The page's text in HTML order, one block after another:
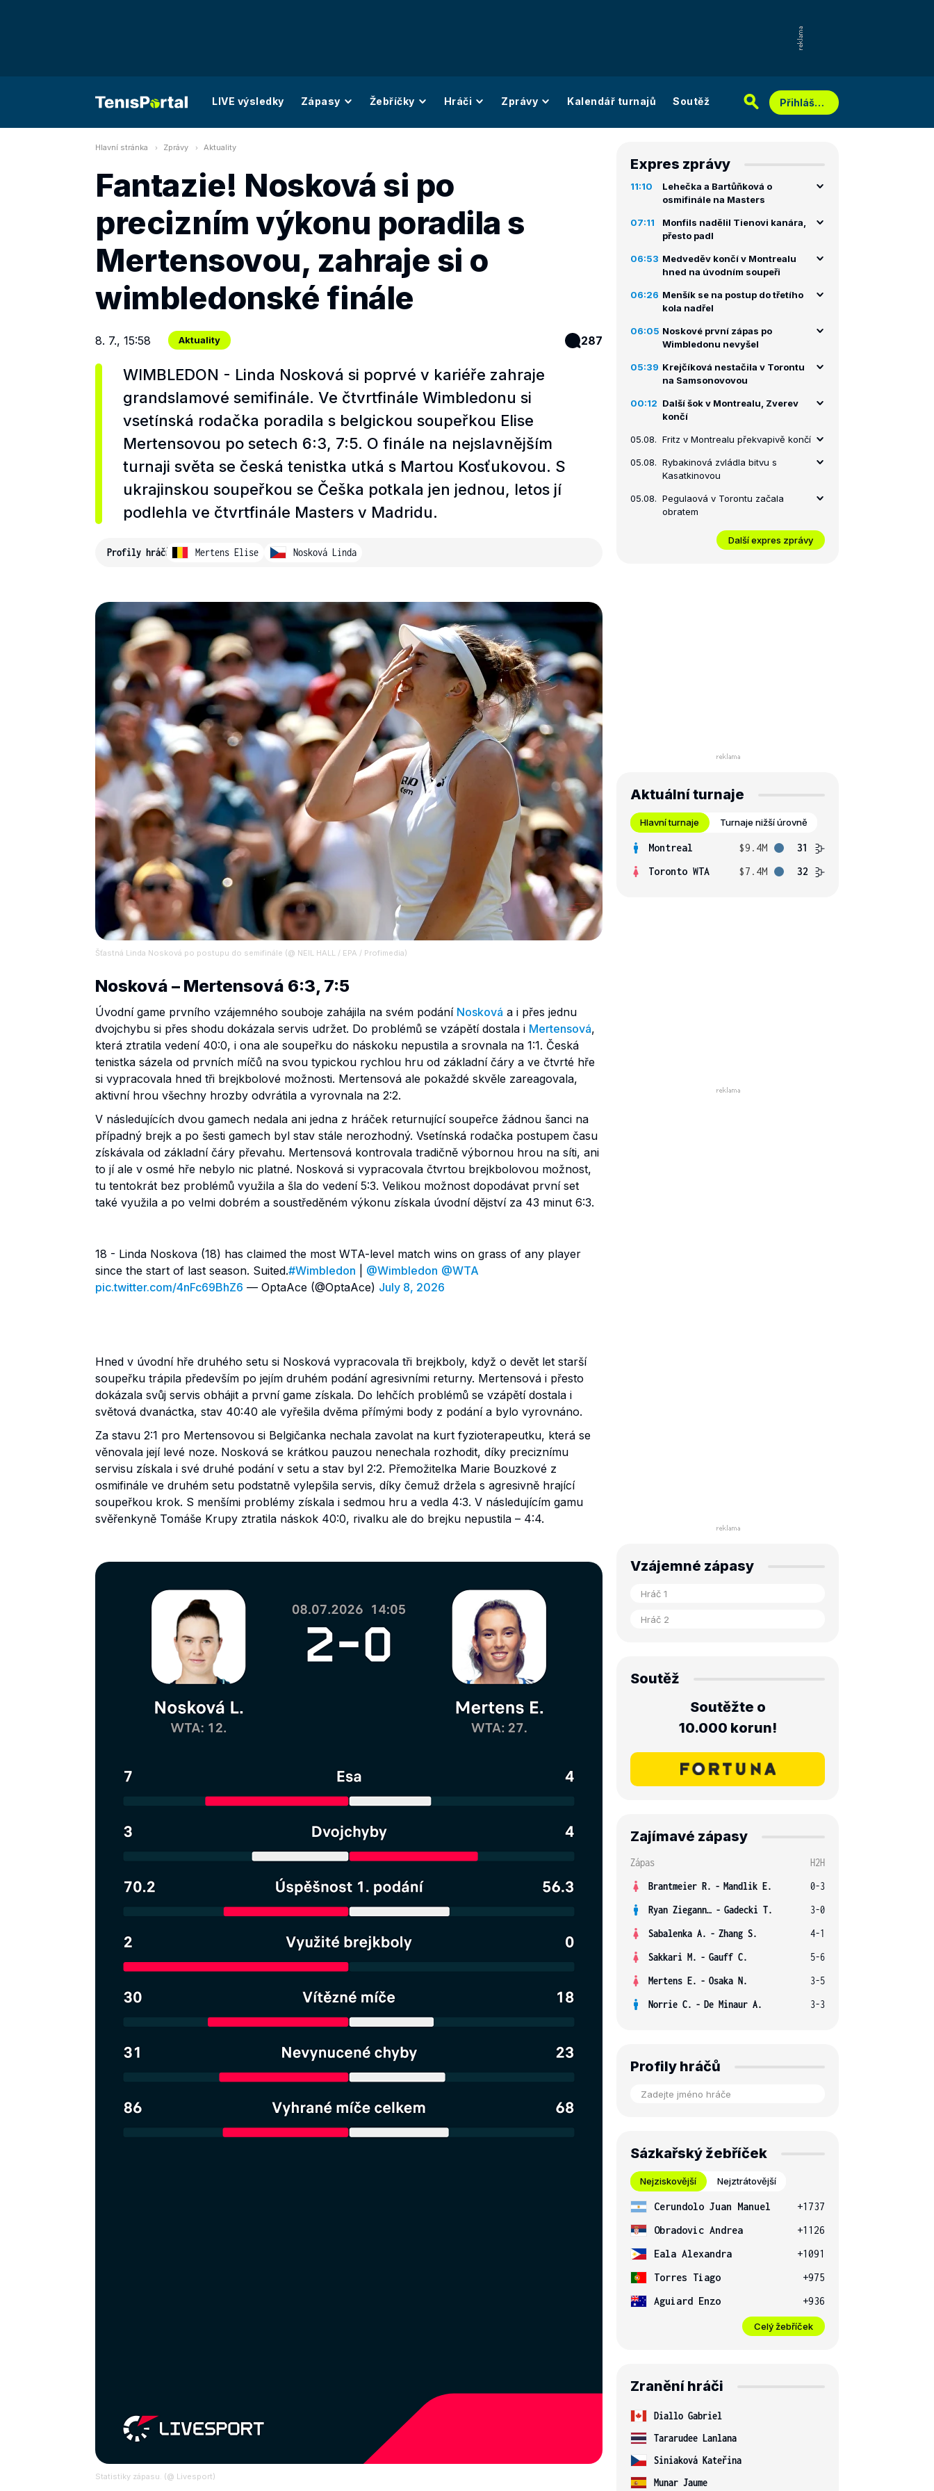
LIVE výsledky Zápasy Žebříčky Hráči Zprávy Kalendář turnajů Soutěž Přihlášení
Hlavní stránka Zprávy Aktuality
Fantazie! Nosková si po
precizním výkonu poradila s
Mertensovou, zahraje si o
wimbledonské finále
8. 7., 15:58 Aktuality 287
WIMBLEDON - Linda Nosková si poprvé v kariéře zahraje
grandslamové semifinále. Ve čtvrtfinále Wimbledonu si
vsetínská rodačka poradila s belgickou soupeřkou Elise
Mertensovou po setech 6:3, 7:5. O finále na nejslavnějším
turnaji světa se česká tenistka utká s Martou Kosťukovou. S
ukrajinskou soupeřkou se Češka potkala jen jednou, letos jí
podlehla ve čtvrtfinále Masters v Madridu.
Profily hráčů Mertens Elise Nosková Linda
Šťastná Linda Nosková po postupu do semifinále (@ NEIL HALL / EPA / Profimedia)
Nosková – Mertensová 6:3, 7:5
Úvodní game prvního vzájemného souboje zahájila na svém podání Nosková a i přes jednu
dvojchybu si přes shodu dokázala servis udržet. Do problémů se vzápětí dostala i Mertensová,
která ztratila vedení 40:0, i ona ale soupeřku do náskoku nepustila a srovnala na 1:1. Česká
tenistka sázela od prvních míčů na svou typickou rychlou hru od základní čáry a ve čtvrté hře
si vypracovala hned tři brejkbolové možnosti. Mertensová ale pokaždé skvěle zareagovala,
aktivní hrou všechny hrozby odvrátila a vyrovnala na 2:2.
V následujících dvou gamech nedala ani jedna z hráček returnující soupeřce žádnou šanci na
případný brejk a po šesti gamech byl stav stále nerozhodný. Vsetínská rodačka postupem času
získávala od základní čáry převahu. Mertensová kontrovala tradičně výbornou hrou na síti, ani
to jí ale v osmé hře nebylo nic platné. Nosková si vypracovala čtvrtou brejkbolovou možnost,
tu tentokrát bez problémů využila a šla do vedení 5:3. Velikou možnost dopodávat první set
také využila a po velmi dobrém a soustředěném výkonu získala úvodní dějství za 43 minut 6:3.
18 - Linda Noskova (18) has claimed the most WTA-level match wins on grass of any player
since the start of last season. Suited.#Wimbledon @Wimbledon @WTA
pic.twitter.com/4nFc69BhZ6 — OptaAce (@OptaAce) July 8, 2026
Hned v úvodní hře druhého setu si Nosková vypracovala tři brejkboly, když o devět let starší
soupeřku trápila především po jejím druhém podání agresivními returny. Mertensová i přesto
dokázala svůj servis obhájit a první game získala. Do lehčích problémů se vzápětí dostala i
světová dvanáctka, stav 40:40 ale vyřešila dvěma přímými body z podání a bylo vyrovnáno.
Za stavu 2:1 pro Mertensovou si Belgičanka nechala zavolat na kurt fyzioterapeutku, která se
věnovala její levé noze. Nosková se krátkou pauzou nenechala rozhodit, díky preciznímu
servisu získala i své druhé podání v setu a stav byl 2:2. Přemožitelka Marie Bouzkové z
osmifinále ve druhém setu podstatně vylepšila servis, díky čemuž držela s agresivně hrající
soupeřkou krok. S menšími problémy získala i sedmou hru a vedla 4:3. V následujícím gamu
svěřenkyně Tomáše Krupy ztratila náskok 40:0, rivalku ale do brejku nepustila – 4:4.
Statistiky zápasu. (@ Livesport)
Expres zprávy
11:10
Lehečka a Bartůňková o
osmifinále na Masters
07:11
Monfils nadělil Tienovi kanára,
přesto padl
06:53 Medveděv končí v Montrealu
hned na úvodním soupeři
06:26 Menšík se na postup do třetího
kola nadřel
06:05 Noskové první zápas po
Wimbledonu nevyšel
05:39 Krejčíková nestačila v Torontu
na Samsonovovou
00:12 Další šok v Montrealu, Zverev
končí
05.08. Fritz v Montrealu překvapivě končí
05.08. Rybakinová zvládla bitvu s
Kasatkinovou
05.08. Pegulaová v Torontu začala
obratem
Další expres zprávy
Aktuální turnaje
Hlavní turnaje Turnaje nižší úrovně
Montreal $9.4M
31
Toronto WTA
$7.4M 32
Vzájemné zápasy
Soutěž
Soutěžte o
10.000 korun!
Zajímavé zápasy
Zápas
H2H
Brantmeier R. - Mandlik E.
0-3
Ryan Ziegann S. - Gadecki T.
3-0
Sabalenka A. - Zhang S.
4-1
Sakkari M. - Gauff C.
5-6
Mertens E. - Osaka N.
3-5
Norrie C. - De Minaur A. 3-3
Profily hráčů
Sázkařský žebříček
Nejziskovější Nejztrátovější
Cerundolo Juan Manuel
+1737
Obradovic Andrea
+1126
Eala Alexandra
+1091
Torres Tiago
+975
Aguiard Enzo
+936
Celý žebříček
Zranění hráči
Diallo Gabriel
Tararudee Lanlana
Siniaková Kateřina
Munar Jaume